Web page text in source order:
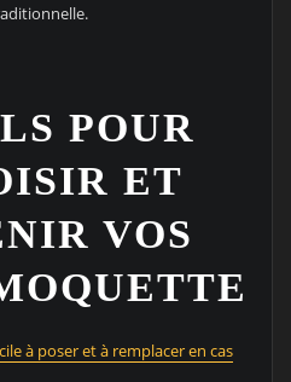
POUR
ET
VOS
à poser et à remplacer en cas